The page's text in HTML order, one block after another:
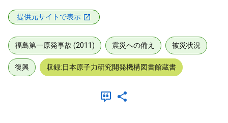
提供元サイトで表示
福島第一原発事故 (2011) 震災への備え 被災状況
復興 収録:日本原子力研究開発機構図書館蔵書